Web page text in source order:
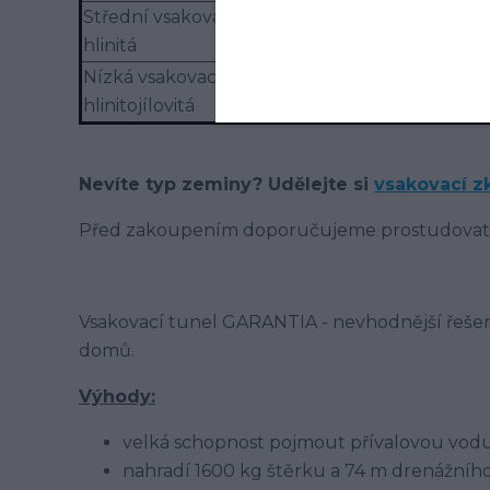
Střední vsakovací schopnost: písčitohlinitá-
hlinitá
Nízká vsakovací schopnost: jílovitohlinitá-
hlinitojílovitá
Nevíte typ zeminy? Udělejte si vsakovací
Před zakoupením doporučujeme prostudovat
Vsakovací tunel GARANTIA - nevhodnější
domů.
Výhody:
velká schopnost pojmout přívalovou
nahradí 1600 kg štěrku a 74 m